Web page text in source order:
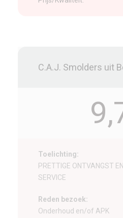
C.A.J. Smolders uit
Toelichting:
PRETTIGE ONTVANGST
SERVICE
Reden bezoek:
Onderhoud en/of APK